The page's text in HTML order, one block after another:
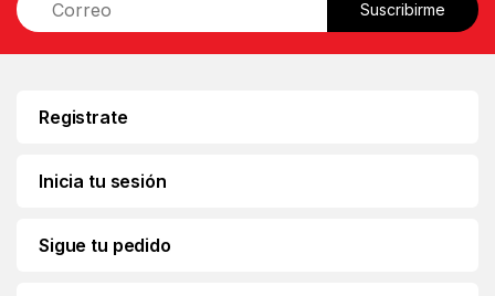
m
Suscribirme
Registrate
Inicia tu sesión
Sigue tu pedido